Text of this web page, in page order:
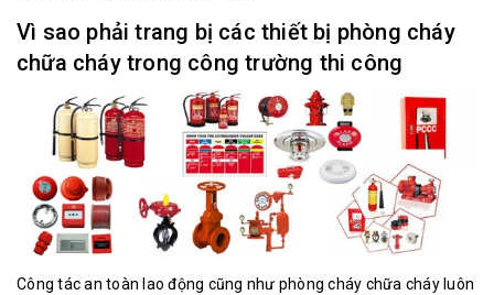
Vì sao phải trang bị các thiết bị phòng cháy
chữa cháy trong công trường thi công
Công tác an toàn lao động cũng như phòng cháy chữa cháy luôn